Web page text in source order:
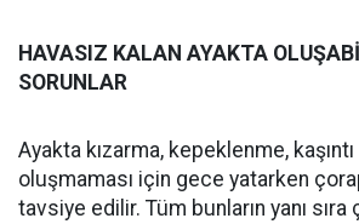
HAVASIZ KALAN AYAKTA
SORUNLAR
Ayakta kızarma, kepeklenme,
oluşmaması için gece yatarken
tavsiye edilir. Tüm bunların yanı